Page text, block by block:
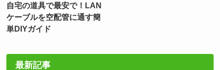
自宅の道具で最安で！LAN
ケーブルを空配管に通す簡
単DIYガイド
最新記事